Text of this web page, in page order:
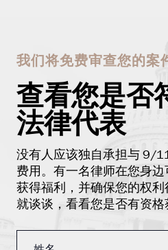
我们将免费审查您的案
查看您是否
法律代表
没有人应该独自承担与 9/
费用。有一名律师在您身
获得福利，并确保您的权
就谈谈，看看您是否有资格